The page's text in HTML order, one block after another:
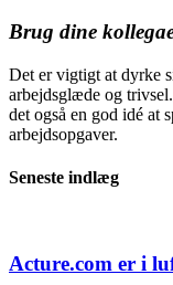
Brug dine
Det er vigtigt at dyrke
arbejdsglæde og
det også en god idé at
arbejdsopgaver.
Seneste indlæg
Acture.com er i